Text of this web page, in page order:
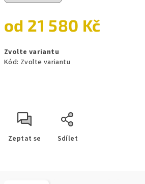
od 21 580 Kč
cena:
Zvolte variantu
Kód: Zvolte variantu
Zeptat se Sdílet